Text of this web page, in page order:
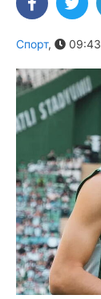
Спорт, 09:43